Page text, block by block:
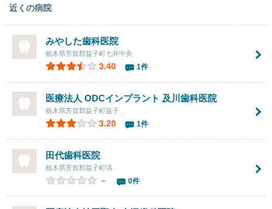
近くの病院
みやした歯科医院
栃木県芳賀郡益子町七井中央
3.40 1件
医療法人 ODCインプラント 及川歯科医院
栃木県芳賀郡益子町益子
3.20 1件
田代歯科医院
栃木県芳賀郡益子町塙
－ 0件